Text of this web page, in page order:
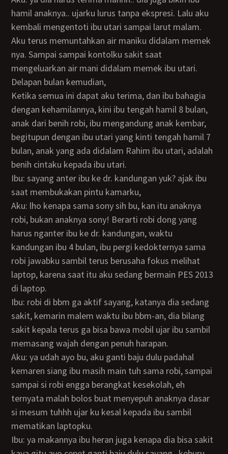
hamil anaknya.. ujarku lurus tanpa ekspresi. Lalu aku
kembali mengentoti ibu utari sampai larut malam.
Aku terus memuntahkan air maniku didalam memek
nya. Sampai sampai kontolku sakit saat
mengeluarkan air mani didalam memek ibu utari.
Delapan bulan kemudian,
Ketika semua ini dapat aku terima, dan ibu bahagia
dengan kehamilannya, kini ibu tengah hamil 8 bulan,
anak dari benih robi, ibu mengandung anak kembar,
begitupun dengan ibu utari yang kinti tengah hamil 7
bulan, anak yang ada didalam Rahim ibu utari, adalah
benih cintaku kepada ibu utari.
Ibu: sayang anter ibu ke dr. kandungan yuk? ajak ibu
saat membukakan pintu kamarku,
Aku: lho kenapa sama sony sih bu, kan itu anaknya
robi, bukan anaknya sony! Berarti robi dong yang
harus nganter ibu ke dr. kandungan, waktu
kandungan ibu 4 bulan, ibu pergi kedokternya sama
robi jawabku sambil terus berusaha fokus melihat
laptop, karena saat itu aku sedang bermain PES 2013
di laptop.
Ibu: robi di bbm ga aktif sayang, katanya dia sedang
sakit, kemarin malem waktu ibu bbm-an, dia bilang
sakit kepala terus ga bisa bawa mobil ujar ibu sambil
memasang wajah dengan penuh harapan.
Aku: ya udah ayo bu, aku ganti baju dulu padahal
kemaren siang ibu masih main tuh sama robi, sampai
sampai si robi engga berangkat kesekolah, eh
ternyata malah bolos buat menyepuh anaknya dasar
si mesum tuhhh ujar ku kesal kepada ibu sambil
mematikan laptopku.
Ibu: ya makannya ibu heran juga kenapa dia bisa sakit